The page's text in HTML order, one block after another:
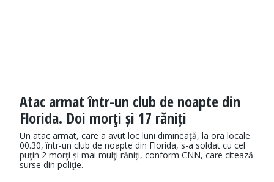
Atac armat într-un club de noapte din
Florida. Doi morţi și 17 răniți
Un atac armat, care a avut loc luni dimineață, la ora locale
00.30, într-un club de noapte din Florida, s-a soldat cu cel
puţin 2 morţi și mai mulţi răniți, conform CNN, care citează
surse din poliţie.